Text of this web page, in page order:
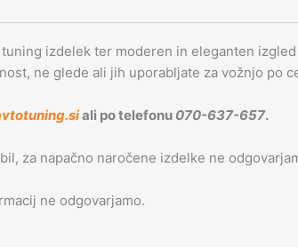
izdelek ter moderen in eleganten
ne glede ali jih uporabljate za vožnjo po
ali po telefonu 070-637-657.
za napačno naročene izdelke ne
ne odgovarjamo.